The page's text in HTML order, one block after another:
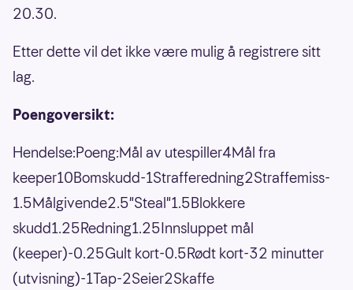
20.30.
Etter dette vil det ikke være mulig å registrere sitt
lag.
Poengoversikt:
Hendelse:Poeng:Mål av utespiller4Mål fra
keeper10Bomskudd-1Strafferedning2Straffemiss-
1.5Målgivende2.5"Steal"1.5Blokkere
skudd1.25Redning1.25Innsluppet mål
(keeper)-0.25Gult kort-0.5Rødt kort-32 minutter
(utvisning)-1Tap-2Seier2Skaffe